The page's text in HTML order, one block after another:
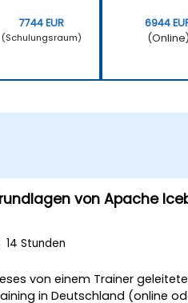
7744 EUR
(Schulungsraum)
6944
(Online)
von Apache
14 Stunden
von einem Trainer
in Deutschland (online